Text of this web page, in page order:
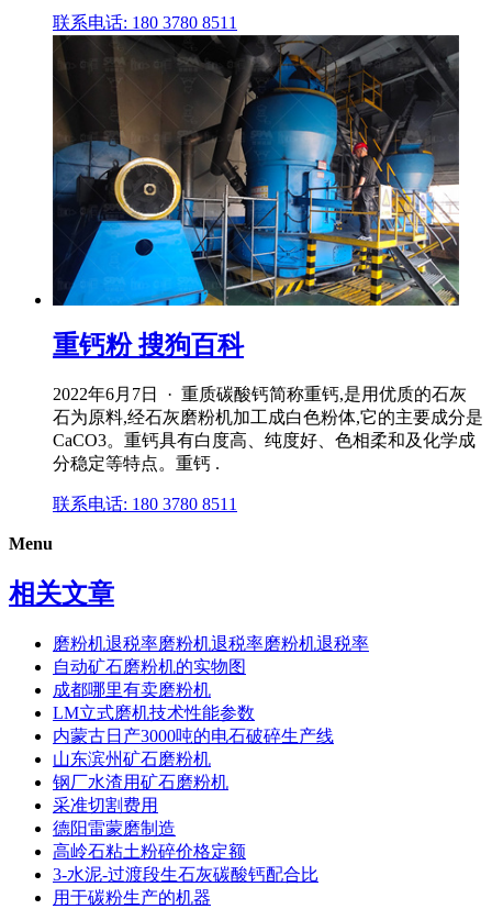
联系电话: 180 3780 8511
重钙粉 搜狗百科
2022年6月7日 · 重质碳酸钙简称重钙,是用优质的石灰
石为原料,经石灰磨粉机加工成白色粉体,它的主要成分是
CaCO3。重钙具有白度高、纯度好、色相柔和及化学成
分稳定等特点。重钙 .
联系电话: 180 3780 8511
Menu
相关文章
磨粉机退税率磨粉机退税率磨粉机退税率
自动矿石磨粉机的实物图
成都哪里有卖磨粉机
LM立式磨机技术性能参数
内蒙古日产3000吨的电石破碎生产线
山东滨州矿石磨粉机
钢厂水渣用矿石磨粉机
采准切割费用
德阳雷蒙磨制造
高岭石粘土粉碎价格定额
3-水泥-过渡段生石灰碳酸钙配合比
用于碳粉生产的机器